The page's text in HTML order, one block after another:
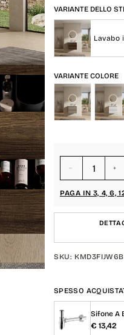
VARIANTE COLORE
VARIANTE DELLO
Lavabo
Diminuisci
per
{{
product
{{
PAGA IN 3, 4, 6,
SKU:
SPESSO
Sifone A
€ 13,42